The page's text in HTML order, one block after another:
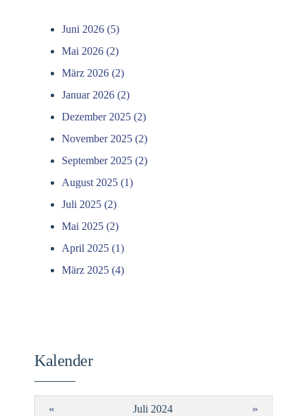
Juni 2026 (5)
Mai 2026 (2)
März 2026 (2)
Januar 2026 (2)
Dezember 2025 (2)
November 2025 (2)
September 2025 (2)
August 2025 (1)
Juli 2025 (2)
Mai 2025 (2)
April 2025 (1)
März 2025 (4)
Kalender
« Juli 2024 »